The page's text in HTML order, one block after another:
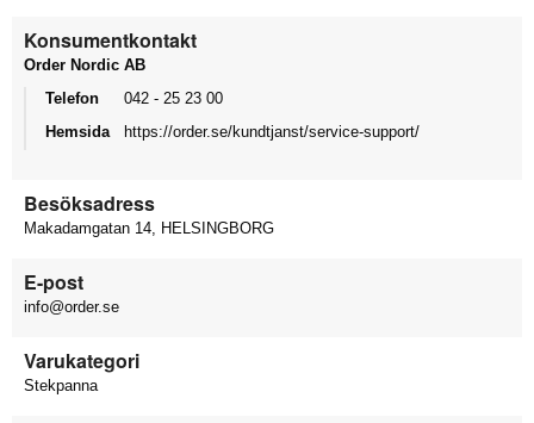
Konsumentkontakt
Order Nordic AB
Telefon
042 - 25 23 00
Hemsida
https://order.se/kundtjanst/service-support/
Besöksadress
Makadamgatan 14, HELSINGBORG
E-post
info@order.se
Varukategori
Stekpanna